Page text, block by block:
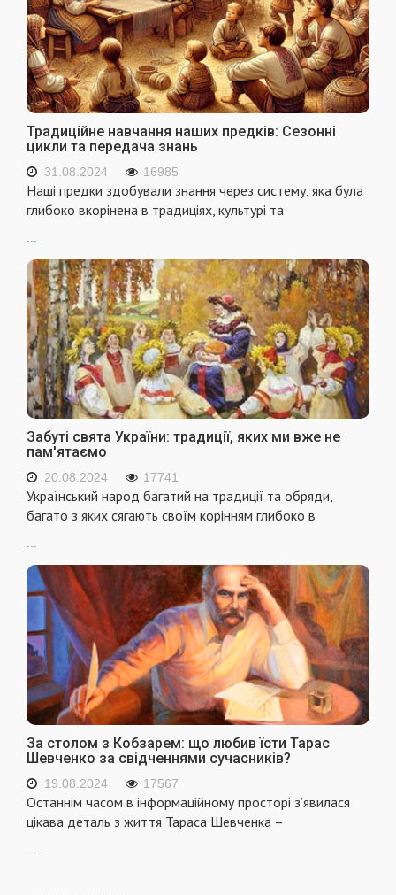
Традиційне навчання наших предків: Сезонні
цикли та передача знань
31.08.2024 16985
Наші предки здобували знання через систему, яка була
глибоко вкорінена в традиціях, культурі та
Забуті свята України: традиції, яких ми вже не
пам'ятаємо
20.08.2024 17741
Український народ багатий на традиції та обряди,
багато з яких сягають своїм корінням глибоко в
...
За столом з Кобзарем: що любив їсти Тарас
Шевченко за свідченнями сучасників?
19.08.2024 17567
Останнім часом в інформаційному просторі з’явилася
цікава деталь з життя Тараса Шевченка –